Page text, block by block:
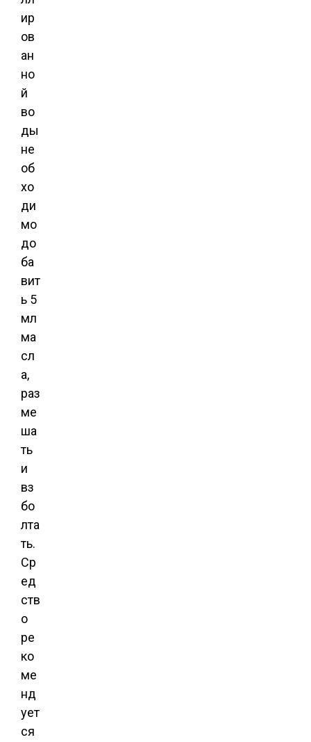
ир
ов
ан
но
й
во
ды
не
об
хо
ди
мо
до
ба
вит
ь 5
мл
ма
сл
а,
раз
ме
ша
ть
и
вз
бо
лта
ть.
Ср
ед
ств
о
ре
ко
ме
нд
ует
ся